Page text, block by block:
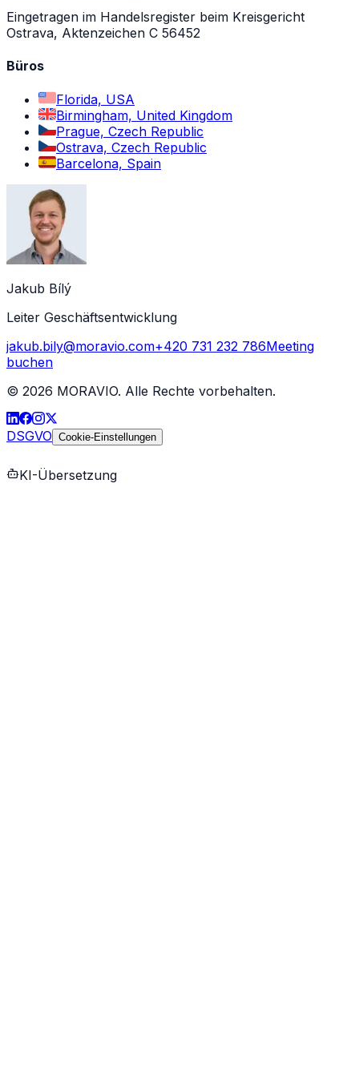
Eingetragen im Handelsregister beim Kreisgericht
Ostrava, Aktenzeichen C 56452
Büros
Florida, USA
Birmingham, United Kingdom
Prague, Czech Republic
Ostrava, Czech Republic
Barcelona, Spain
Jakub Bílý
Leiter Geschäftsentwicklung
jakub.bily@moravio.com+420 731 232 786Meeting
buchen
© 2026 MORAVIO. Alle Rechte vorbehalten.
DSGVO Cookie-Einstellungen
KI-Übersetzung